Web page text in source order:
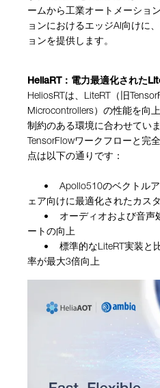
ームから工業オートメーショ
ョンにおけるエッジAI向けに
ョンを提供します。
HeliaRT：電力最適化された
HeliosRTは、LiteRT（旧
Microcontrollers）の性能を向
制約のある環境に合わせてい
TensorFlowワークフローと完
点は以下の通りです：
• Apollo510のベクトルア
ェア向けに最適化されたカス
• オーディオおよび音声処
ートの向上
• 標準的なLiteRT実装と比
率が最大3倍向上